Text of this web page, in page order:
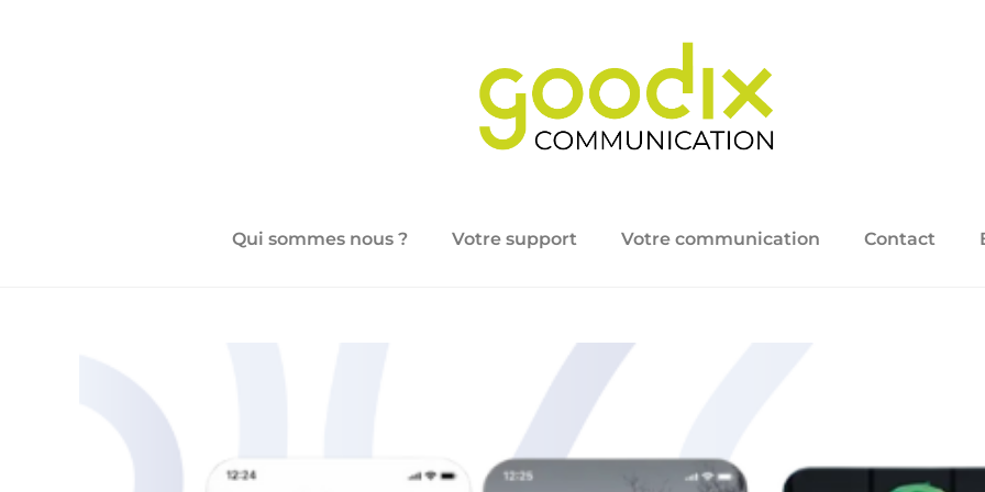
Qui sommes nous ? Votre support Votre communication Contact